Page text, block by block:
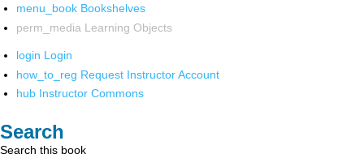
menu_book Bookshelves
perm_media Learning Objects
login Login
how_to_reg Request Instructor Account
hub Instructor Commons
Search
Search this book